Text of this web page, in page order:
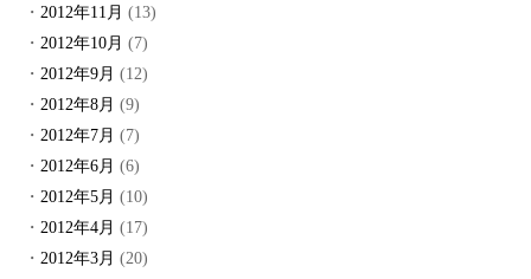
2012年11月 (13)
2012年10月 (7)
2012年9月 (12)
2012年8月 (9)
2012年7月 (7)
2012年6月 (6)
2012年5月 (10)
2012年4月 (17)
2012年3月 (20)